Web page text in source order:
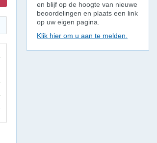
en blijf op de hoogte van nieuwe
beoordelingen en plaats een link
op uw eigen pagina.
Klik hier om u aan te melden.